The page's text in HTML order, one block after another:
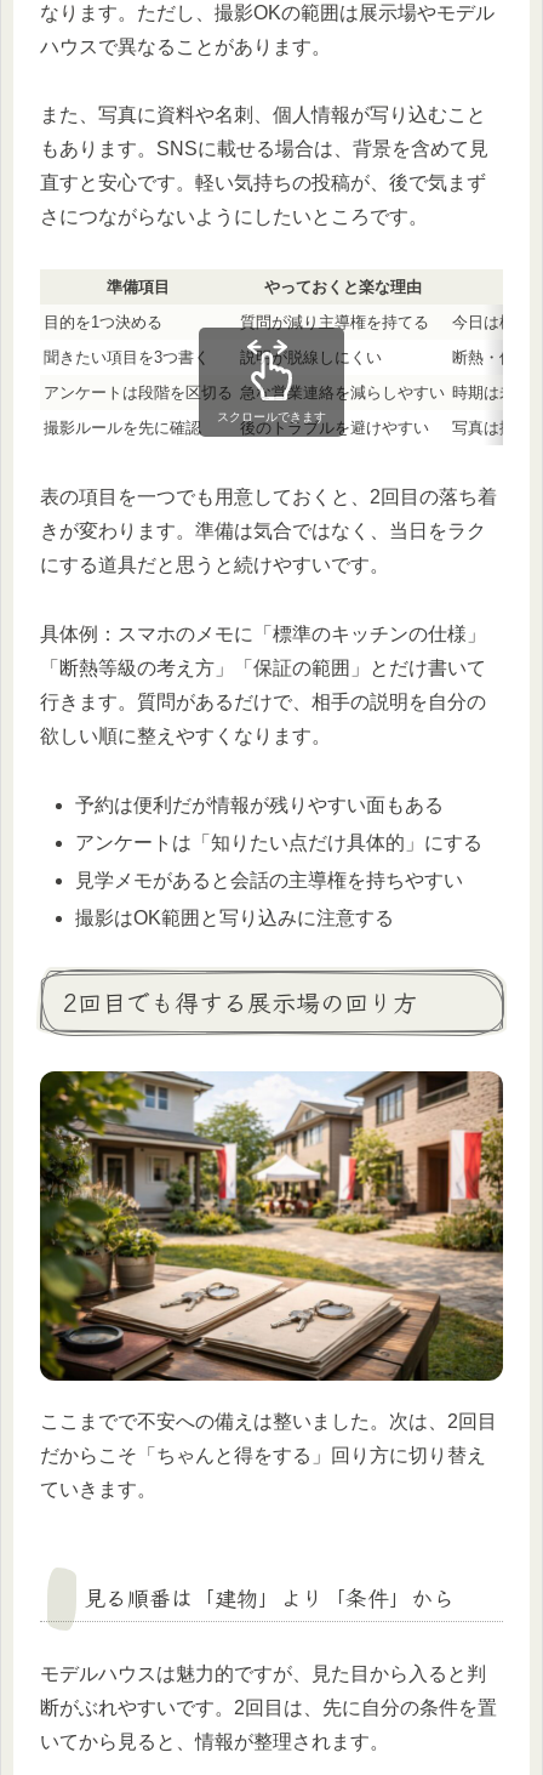
なります。ただし、撮影OKの範囲は展示場やモデル
ハウスで異なることがあります。
また、写真に資料や名刺、個人情報が写り込むこと
もあります。SNSに載せる場合は、背景を含めて見
直すと安心です。軽い気持ちの投稿が、後で気まず
さにつながらないようにしたいところです。
準備項目
やっておくと楽な理由
目的を1つ決める
質問が減り主導権を持てる
今日は標準
聞きたい項目を3つ書く
説明が脱線しにくい
断熱・保証
アンケートは段階を区切る 急な営業連絡を減らしやすい 時期は未定
撮影ルールを先に確認
後のトラブルを避けやすい 写真は撮っ
スクロールできます
表の項目を一つでも用意しておくと、2回目の落ち着
きが変わります。準備は気合ではなく、当日をラク
にする道具だと思うと続けやすいです。
具体例：スマホのメモに「標準のキッチンの仕様」
「断熱等級の考え方」「保証の範囲」とだけ書いて
行きます。質問があるだけで、相手の説明を自分の
欲しい順に整えやすくなります。
予約は便利だが情報が残りやすい面もある
アンケートは「知りたい点だけ具体的」にする
見学メモがあると会話の主導権を持ちやすい
撮影はOK範囲と写り込みに注意する
2回目でも得する展示場の回り方
ここまでで不安への備えは整いました。次は、2回目
だからこそ「ちゃんと得をする」回り方に切り替え
ていきます。
見る順番は「建物」より「条件」から
モデルハウスは魅力的ですが、見た目から入ると判
断がぶれやすいです。2回目は、先に自分の条件を置
いてから見ると、情報が整理されます。